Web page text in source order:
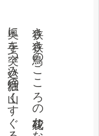
狭き狭き鳥のこころの残花かな
奥に手を突つ込み独活の山くすぐる